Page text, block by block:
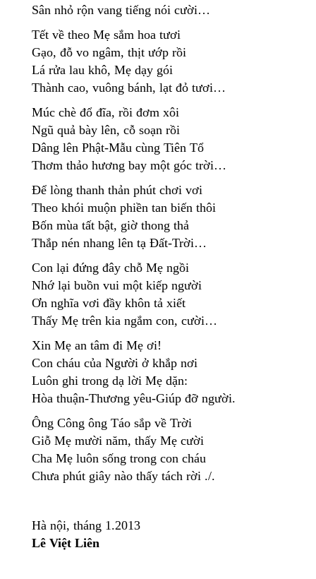
Sân nhỏ rộn vang tiếng nói cười…
Tết về theo Mẹ sắm hoa tươi
Gạo, đỗ vo ngâm, thịt ướp rồi
Lá rửa lau khô, Mẹ dạy gói
Thành cao, vuông bánh, lạt đỏ tươi…
Múc chè đổ đĩa, rồi đơm xôi
Ngũ quả bày lên, cỗ soạn rồi
Dâng lên Phật-Mẫu cùng Tiên Tổ
Thơm thảo hương bay một góc trời…
Để lòng thanh thản phút chơi vơi
Theo khói muộn phiền tan biến thôi
Bốn mùa tất bật, giờ thong thả
Thắp nén nhang lên tạ Đất-Trời…
Con lại đứng đây chỗ Mẹ ngồi
Nhớ lại buồn vui một kiếp người
Ơn nghĩa vơi đầy khôn tả xiết
Thấy Mẹ trên kia ngắm con, cười…
Xin Mẹ an tâm đi Mẹ ơi!
Con cháu của Người ở khắp nơi
Luôn ghi trong dạ lời Mẹ dặn:
Hòa thuận-Thương yêu-Giúp đỡ người.
Ông Công ông Táo sắp về Trời
Giỗ Mẹ mười năm, thấy Mẹ cười
Cha Mẹ luôn sống trong con cháu
Chưa phút giây nào thấy tách rời ./.
Hà nội, tháng 1.2013
Lê Việt Liên